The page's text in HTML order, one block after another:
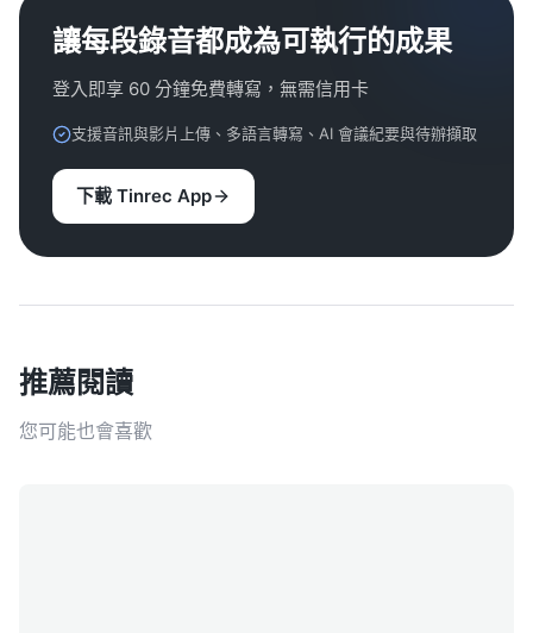
讓每段錄音都成為可執行的成果
登入即享 60 分鐘免費轉寫，無需信用卡
支援音訊與影片上傳、多語言轉寫、AI 會議紀要與待辦擷取
下載 Tinrec App
推薦閱讀
您可能也會喜歡